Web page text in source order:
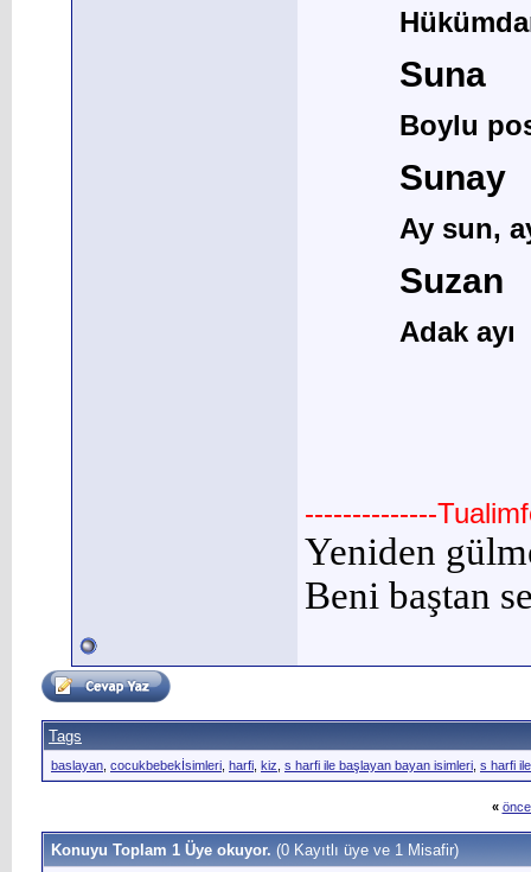
Suna
Boylu
Sunay
Ay sun,
Suzan
Adak ayı
--------------
Yeniden
Beni baştan
Tags
baslayan cocukbebekİsimleri harfi kiz s harfi ile başlayan bayan isimleri s harfi
«
Konuyu Toplam 1 Üye okuyor. (0 Kayıtlı üye ve 1 Misafir)